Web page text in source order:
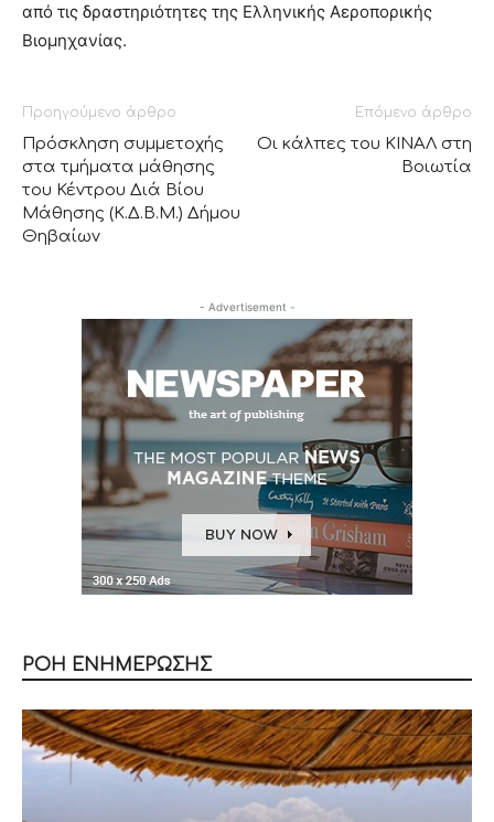
από τις δραστηριότητες της Ελληνικής Αεροπορικής
Βιομηχανίας.
Προηγούμενο άρθρο
Πρόσκληση συμμετοχής
στα τμήματα μάθησης
του Κέντρου Διά Βίου
Μάθησης (Κ.Δ.Β.Μ.) Δήμου
Θηβαίων
Επόμενο άρθρο
Οι κάλπες του ΚΙΝΑΛ στη
Βοιωτία
- Advertisement -
ΡΟΗ ΕΝΗΜΕΡΩΣΗΣ